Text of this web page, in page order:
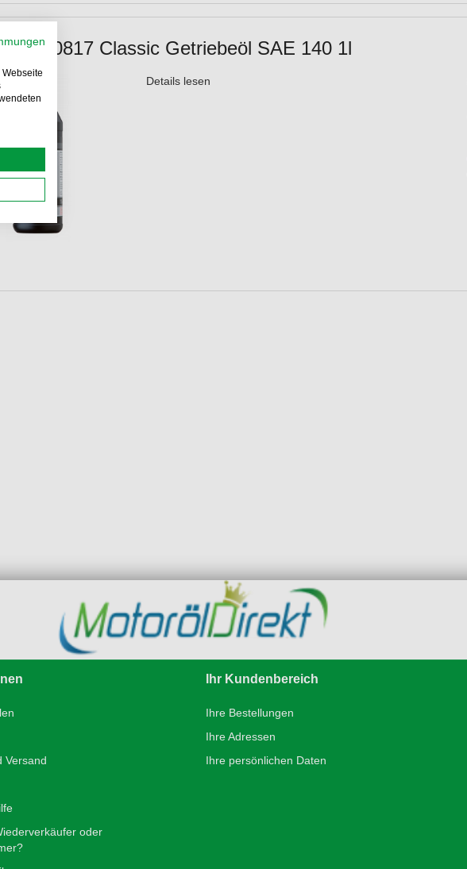
20817 Classic Getriebeöl SAE 140 1l
Details lesen
Versand
oder
Ihr Kundenbereich
Ihre Bestellungen
Ihre Adressen
Ihre persönlichen Daten